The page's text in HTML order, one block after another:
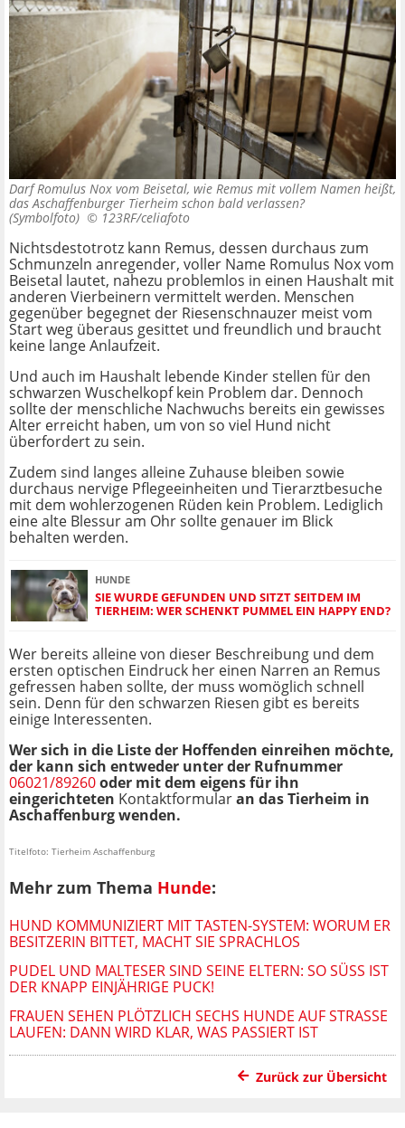
Darf Romulus Nox vom Beisetal, wie Remus mit vollem Namen heißt,
das Aschaffenburger Tierheim schon bald verlassen?
(Symbolfoto) © 123RF/celiafoto
Nichtsdestotrotz kann Remus, dessen durchaus zum
Schmunzeln anregender, voller Name Romulus Nox vom
Beisetal lautet, nahezu problemlos in einen Haushalt mit
anderen Vierbeinern vermittelt werden. Menschen
gegenüber begegnet der Riesenschnauzer meist vom
Start weg überaus gesittet und freundlich und braucht
keine lange Anlaufzeit.
Und auch im Haushalt lebende Kinder stellen für den
schwarzen Wuschelkopf kein Problem dar. Dennoch
sollte der menschliche Nachwuchs bereits ein gewisses
Alter erreicht haben, um von so viel Hund nicht
überfordert zu sein.
Zudem sind langes alleine Zuhause bleiben sowie
durchaus nervige Pflegeeinheiten und Tierarztbesuche
mit dem wohlerzogenen Rüden kein Problem. Lediglich
eine alte Blessur am Ohr sollte genauer im Blick
behalten werden.
HUNDE
SIE WURDE GEFUNDEN UND SITZT SEITDEM IM
TIERHEIM: WER SCHENKT PUMMEL EIN HAPPY END?
Wer bereits alleine von dieser Beschreibung und dem
ersten optischen Eindruck her einen Narren an Remus
gefressen haben sollte, der muss womöglich schnell
sein. Denn für den schwarzen Riesen gibt es bereits
einige Interessenten.
Wer sich in die Liste der Hoffenden einreihen möchte,
der kann sich entweder unter der Rufnummer
06021/89260oder mit dem eigens für ihn
eingerichteten Kontaktformularan das Tierheim in
Aschaffenburg wenden.
Titelfoto: Tierheim Aschaffenburg
Mehr zum Thema Hunde:
HUND KOMMUNIZIERT MIT TASTEN-SYSTEM: WORUM ER
BESITZERIN BITTET, MACHT SIE SPRACHLOS
PUDEL UND MALTESER SIND SEINE ELTERN: SO SÜSS IST D
ER KNAPP EINJÄHRIGE PUCK!
FRAUEN SEHEN PLÖTZLICH SECHS HUNDE AUF STRASSE L
AUFEN: DANN WIRD KLAR, WAS PASSIERT IST
Zurück zur Übersicht